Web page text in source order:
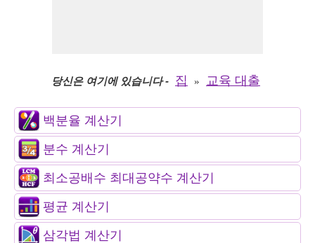
당신은 여기에 있습니다- 집 » 교육 대출
백분율 계산기
분수 계산기
최소공배수 최대공약수 계산기
평균 계산기
삼각법 계산기